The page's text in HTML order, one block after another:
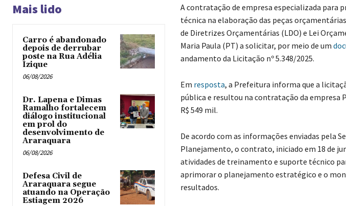
Mais lido
Carro é abandonado
depois de derrubar
poste na Rua Adélia
Izique
06/08/2026
Dr. Lapena e Dimas
Ramalho fortalecem
diálogo institucional
em prol do
desenvolvimento de
Araraquara
06/08/2026
Defesa Civil de
Araraquara segue
atuando na Operação
Estiagem 2026
A contratação de empresa especializada para
técnica na elaboração das peças
de Diretrizes Orçamentárias (LDO) e Lei
Maria Paula (PT) a solicitar, por meio de um
andamento da Licitação nº 5.348/2025.
Em resposta, a Prefeitura informa que a
pública e resultou na contratação da empresa
R$ 549 mil.
De acordo com as informações enviadas pela
Planejamento, o contrato, iniciado em 18 de
atividades de treinamento e suporte técnico
aprimorar o planejamento estratégico e o
resultados.